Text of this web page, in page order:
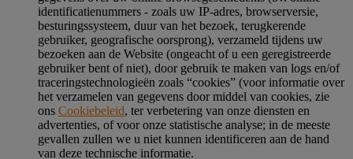
identificatienummers - zoals uw IP-adres, browserversie,
besturingssysteem, duur van het bezoek, terugkerende
gebruiker, geografische oorsprong), verzameld tijdens uw
bezoeken aan de Website (ongeacht of u een geregistreerde
gebruiker bent of niet), door gebruik te maken van logs en/of
traceringstechnologieën zoals “cookies” (voor informatie over
het verzamelen van gegevens door middel van cookies, zie
ons Cookiebeleid, ter verbetering van onze diensten en
advertenties, of voor onze statistische analyse; in de meeste
gevallen zullen we u niet kunnen identificeren aan de hand
van deze technische informatie.